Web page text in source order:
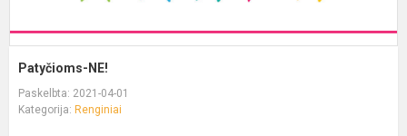
Patyčioms-NE!
Paskelbta: 2021-04-01
Kategorija: Renginiai